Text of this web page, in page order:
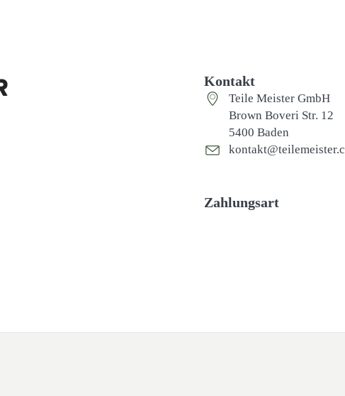
Kontakt
Teile Meister GmbH
Brown Boveri Str. 12
5400 Baden
Zahlungsart